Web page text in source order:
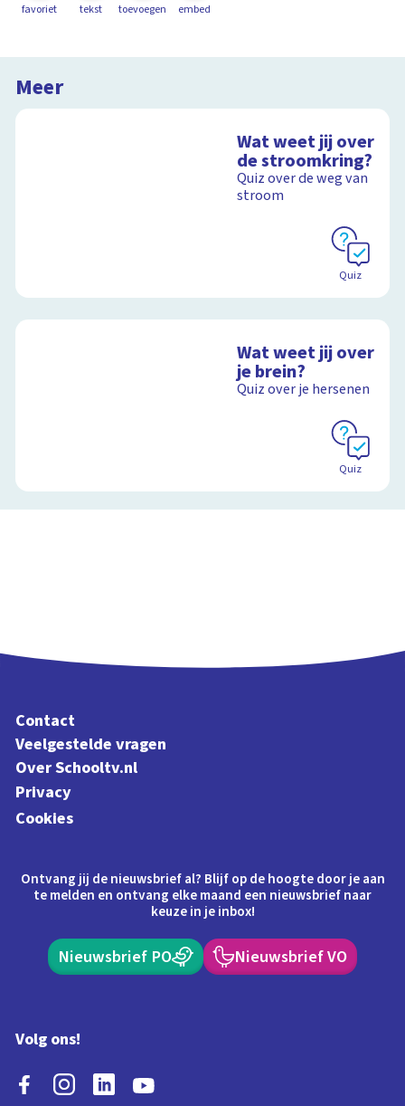
favoriet tekst toevoegen embed
Meer
Wat weet jij over
de stroomkring?
Quiz over de weg van
stroom
Quiz
Wat weet jij over
je brein?
Quiz over je hersenen
Quiz
Contact
Veelgestelde vragen
Over Schooltv.nl
Privacy
Cookies
Ontvang jij de nieuwsbrief al? Blijf op de hoogte door je aan
te melden en ontvang elke maand een nieuwsbrief naar
keuze in je inbox!
Nieuwsbrief PO Nieuwsbrief VO
Volg ons!